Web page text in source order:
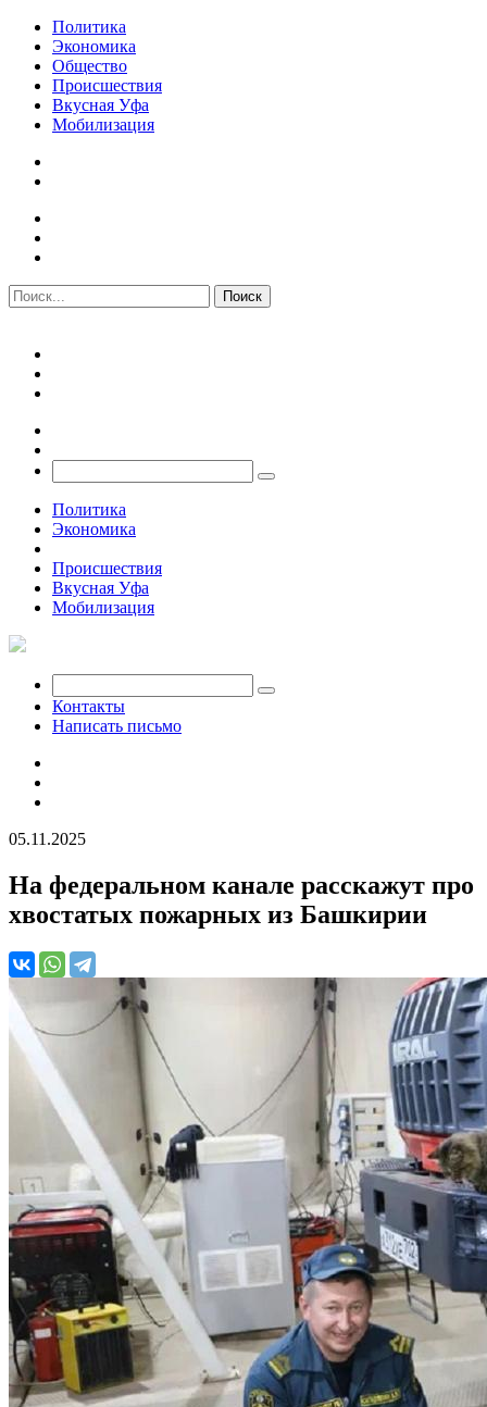
Политика
Экономика
Общество
Происшествия
Вкусная Уфа
Мобилизация
Политика
Экономика
Происшествия
Вкусная Уфа
Мобилизация
Контакты
Написать письмо
05.11.2025
На федеральном канале расскажут про
хвостатых пожарных из Башкирии